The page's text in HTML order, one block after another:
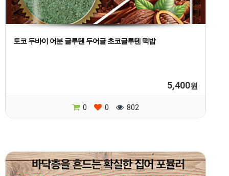
토코 두바이 어분 글루텐 두어글 초코글루텐 떡밥
5,400원
0 0 802